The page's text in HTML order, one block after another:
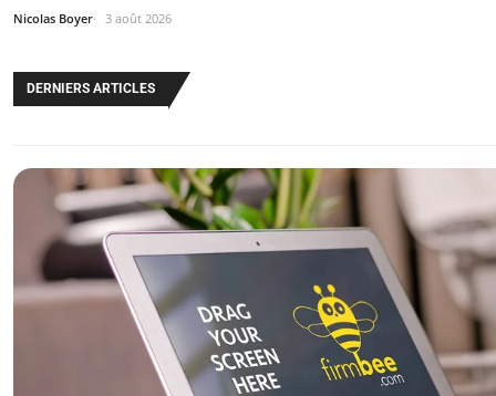
Nicolas Boyer 3 août 2026
DERNIERS ARTICLES